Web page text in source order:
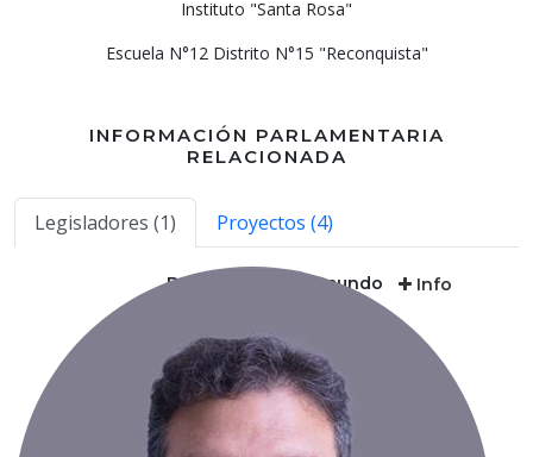
Instituto "Santa Rosa"
Escuela N°12 Distrito N°15 "Reconquista"
INFORMACIÓN PARLAMENTARIA
RELACIONADA
Legisladores (1) Proyectos (4)
Del Gaiso, Juan Facundo Info